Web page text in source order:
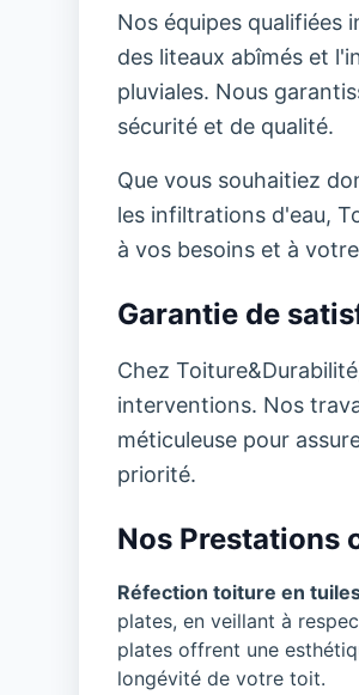
Nos équipes qualifiées
des liteaux abîmés et
pluviales. Nous
sécurité et de qualité.
Que vous souhaitiez
les infiltrations d'eau,
à vos besoins et à
Garantie de
Chez
interventions. Nos
méticuleuse pour
priorité.
Nos Prestations
Réfection toiture en
plates, en veillant à
plates offrent une
longévité de votre toit.